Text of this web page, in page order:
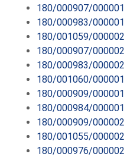
180/000907/000001
180/000983/000001
180/001059/000002
180/000907/000002
180/000983/000002
180/001060/000001
180/000909/000001
180/000984/000001
180/000909/000002
180/001055/000002
180/000976/000002